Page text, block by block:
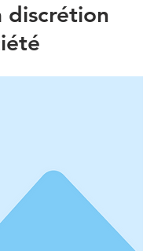
discrétion